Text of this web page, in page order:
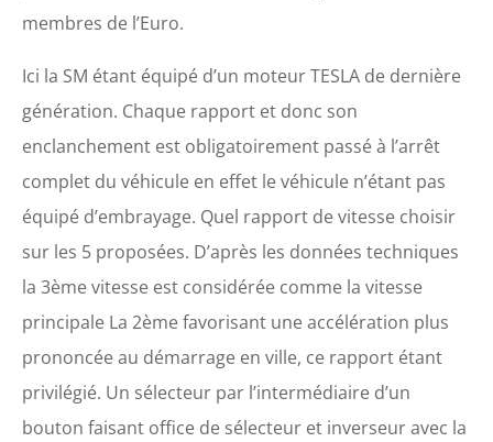
membres de l’Euro.
Ici la SM étant équipé d’un moteur TESLA de dernière
génération. Chaque rapport et donc son
enclanchement est obligatoirement passé à l’arrêt
complet du véhicule en effet le véhicule n’étant pas
équipé d’embrayage. Quel rapport de vitesse choisir
sur les 5 proposées. D’après les données techniques
la 3ème vitesse est considérée comme la vitesse
principale La 2ème favorisant une accélération plus
prononcée au démarrage en ville, ce rapport étant
privilégié. Un sélecteur par l’intermédiaire d’un
bouton faisant office de sélecteur et inverseur avec la